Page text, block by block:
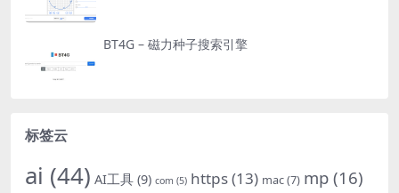
BT4G – 磁力种子搜索引擎
标签云
ai (44) AI工具 (9) com (5) https(13) mac(7) mp (16)